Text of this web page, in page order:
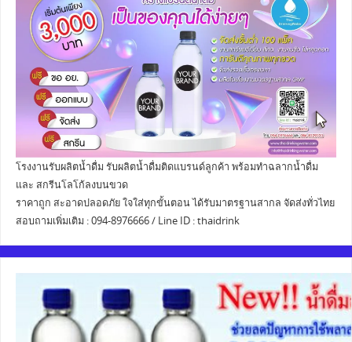
โรงงานรับผลิตน้ำดื่ม รับผลิตน้ำดื่มติดแบรนด์ลูกค้า พร้อมทำฉลากน้ำดื่ม
และ สกรีนโลโก้ลงบนขวด
ราคาถูก สะอาดปลอดภัย ใจใส่ทุกขั้นตอน ได้รับมาตรฐานสากล จัดส่งทั่วไทย
สอบถามเพิ่มเติม : 094-8976666 / Line ID : thaidrink